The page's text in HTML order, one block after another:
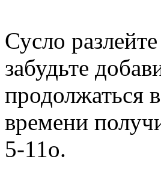
Сусло
забудьте
продолжаться
времени
5-11о.